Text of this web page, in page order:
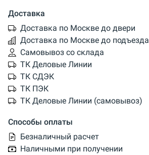
Доставка
Доставка по Москве до двери
Доставка по Москве до подъезда
Самовывоз со склада
ТК Деловые Линии
ТК СДЭК
ТК ПЭК
ТК Деловые Линии (самовывоз)
Способы оплаты
Безналичный расчет
Наличными при получении